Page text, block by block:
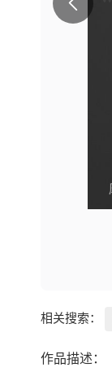
相关搜索：
作品描述：